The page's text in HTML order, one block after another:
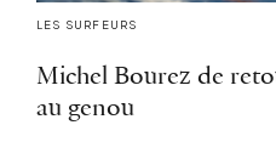
LES SURFEURS
Michel Bourez de
au genou